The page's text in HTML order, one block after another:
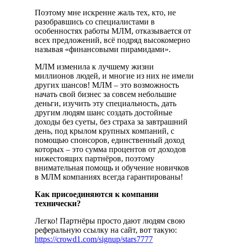
Поэтому мне искренне жаль тех, кто, не
разобравшись со специалистами в
особенностях работы МЛМ, отказывается от
всех предложений, всё подряд высокомерно
называя «финансовыми пирамидами».
МЛМ изменила к лучшему жизни
миллионов людей, и многие из них не имели
других шансов! МЛМ – это возможность
начать свой бизнес за совсем небольшие
деньги, изучить эту специальность, дать
другим людям шанс создать достойные
доходы без суеты, без страха за завтрашний
день, под крылом крупных компаний, с
помощью спонсоров, единственный доход
которых – это сумма процентов от доходов
нижестоящих партнёров, поэтому
внимательная помощь и обучение новичков
в МЛМ компаниях всегда гарантированы!
Как присоединяются к компании
технически?
Легко! Партнёры просто дают людям свою
реферальную ссылку на сайт, вот такую:
https://crowd1.com/signup/stars7777